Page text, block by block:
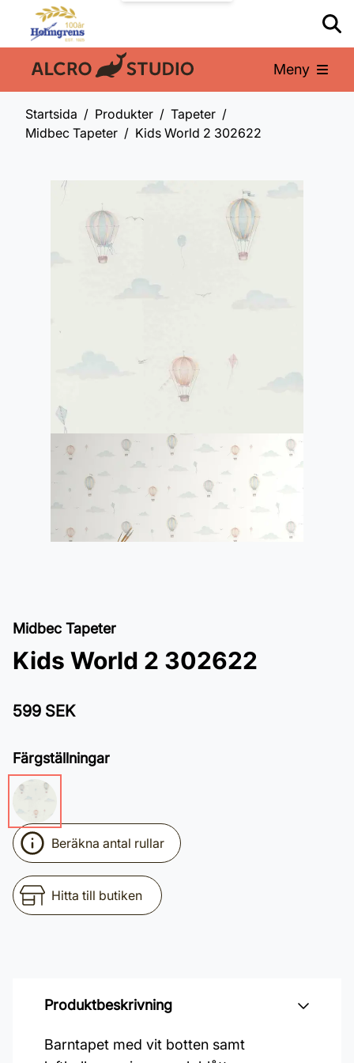
En del av: Meny
Startsida Produkter
Tapeter
Midbec Tapeter
Kids World 2 302622
Midbec Tapeter
Kids World 2 302622
599 SEK
Färgställningar
Beräkna antal rullar
Hitta till butiken
Produktbeskrivning
Barntapet med vit botten samt